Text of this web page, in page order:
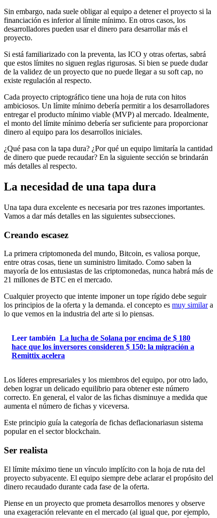
Sin embargo, nada suele obligar al equipo a detener el proyecto si la
financiación es inferior al límite mínimo. En otros casos, los
desarrolladores pueden usar el dinero para desarrollar más el
proyecto.
Si está familiarizado con la preventa, las ICO y otras ofertas, sabrá
que estos límites no siguen reglas rigurosas. Si bien se puede dudar
de la validez de un proyecto que no puede llegar a su soft cap, no
existe regulación al respecto.
Cada proyecto criptográfico tiene una hoja de ruta con hitos
ambiciosos. Un límite mínimo debería permitir a los desarrolladores
entregar el producto mínimo viable (MVP) al mercado. Idealmente,
el monto del límite mínimo debería ser suficiente para proporcionar
dinero al equipo para los desarrollos iniciales.
¿Qué pasa con la tapa dura? ¿Por qué un equipo limitaría la cantidad
de dinero que puede recaudar? En la siguiente sección se brindarán
más detalles al respecto.
La necesidad de una tapa dura
Una tapa dura excelente es necesaria por tres razones importantes.
Vamos a dar más detalles en las siguientes subsecciones.
Creando escasez
La primera criptomoneda del mundo, Bitcoin, es valiosa porque,
entre otras cosas, tiene un suministro limitado. Como saben la
mayoría de los entusiastas de las criptomonedas, nunca habrá más de
21 millones de BTC en el mercado.
Cualquier proyecto que intente imponer un tope rígido debe seguir
los principios de la oferta y la demanda. el concepto es muy similara
lo que vemos en la industria del arte si lo piensas.
Leer también La lucha de Solana por encima de $ 180
hace que los inversores consideren $ 150: la migración a
Remittix acelera
Los líderes empresariales y los miembros del equipo, por otro lado,
deben lograr un delicado equilibrio para obtener este número
correcto. En general, el valor de las fichas disminuye a medida que
aumenta el número de fichas y viceversa.
Este principio guía la categoría de fichas deflacionariasun sistema
popular en el sector blockchain.
Ser realista
El límite máximo tiene un vínculo implícito con la hoja de ruta del
proyecto subyacente. El equipo siempre debe aclarar el propósito del
dinero recaudado durante cada fase de la oferta.
Piense en un proyecto que prometa desarrollos menores y observe
una exageración relevante en el mercado (al igual que, por ejemplo,